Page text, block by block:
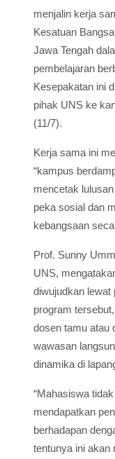
menjalin kerja
Kesatuan
Jawa Tengah
pembelajaran
Kesepakatan ini
pihak UNS ke
(11/7).
Kerja sama ini
“kampus
mencetak
peka sosial dan
kebangsaan
Prof. Sunny
UNS,
diwujudkan lewat
program
dosen tamu atau
wawasan
dinamika di
“Mahasiswa
mendapatkan
berhadapan
tentunya ini akan